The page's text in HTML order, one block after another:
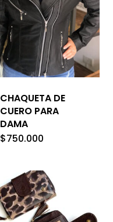
CHAQUETA DE
CUERO PARA
DAMA
$750.000